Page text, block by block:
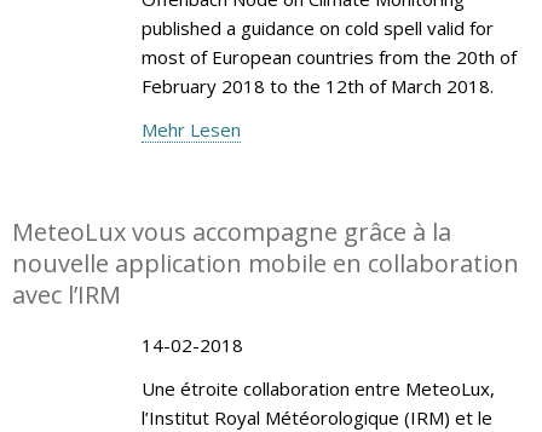
published a guidance on cold spell valid for
most of European countries from the 20th of
February 2018 to the 12th of March 2018.
Mehr Lesen
MeteoLux vous accompagne grâce à la
nouvelle application mobile en collaboration
avec l’IRM
14-02-2018
Une étroite collaboration entre MeteoLux,
l’Institut Royal Météorologique (IRM) et le